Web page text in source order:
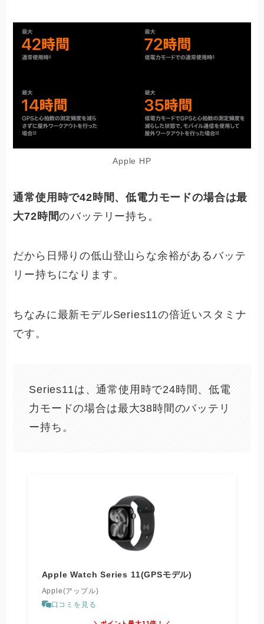
Apple HP
通常使用時で42時間、低電力モードの場合は最
大72時間のバッテリー持ち。
だから日帰りの低山登山らな余裕があるバッテ
リー持ちになります。
ちなみに最新モデルSeries11の倍近いスタミナ
です。
Series11は、通常使用時で24時間、低電
力モードの場合は最大38時間のバッテリ
ー持ち。
Apple Watch Series 11(GPSモデル)
Apple(アップル)
口コミを見る